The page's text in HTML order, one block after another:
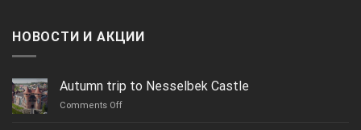
НОВОСТИ И АКЦИИ
Autumn trip to Nesselbek Castle
Comments Offon